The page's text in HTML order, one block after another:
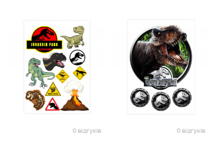
0 відгуків 0 відгуків